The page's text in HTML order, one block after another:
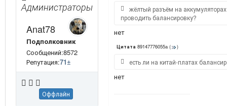
Администраторы
Anat78
Подполковник
Сообщений:8572
Репутация:71±
Оффлайн
жёлтый разъём на
проводить балансировку?
нет
Цитата 89147776055a ( )
есть ли на китай-платах
нет